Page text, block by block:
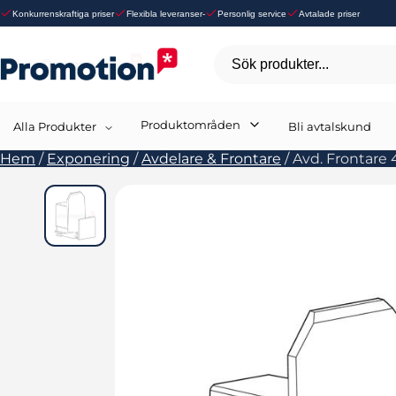
Konkurrenskraftiga priser Flexibla leveranser- Personlig service Avtalade priser
Sök produkter...
Alla Produkter Produktområden Bli avtalskund
Hem / Exponering /Avdelare & Frontare /Avd. Frontare